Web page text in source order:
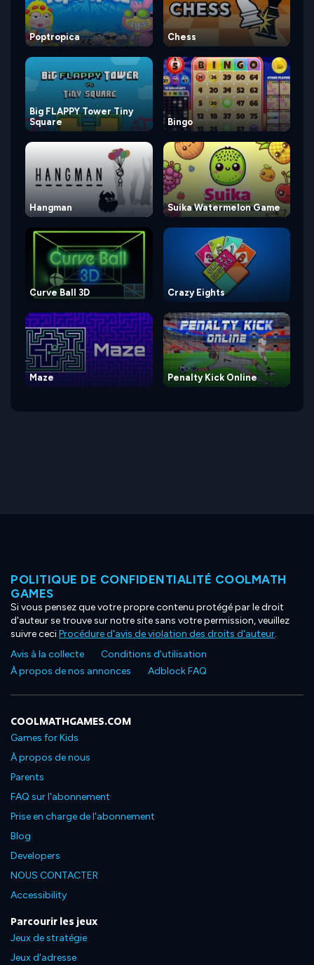
Poptropica Chess
Big FLAPPY Tower Tiny
Square
Bingo
Hangman Suika Watermelon Game
Curve Ball 3D Crazy Eights
Maze Penalty Kick Online
POLITIQUE DE CONFIDENTIALITÉ COOLMATH
GAMES
Si vous pensez que votre propre contenu protégé par le droit
d'auteur se trouve sur notre site sans votre permission, veuillez
suivre ceciProcédure d'avis de violation des droits d'auteur.
Avis à la collecte
Conditions d'utilisation
À propos de nos annonces
Adblock FAQ
COOLMATHGAMES.COM
Games for Kids
À propos de nous
Parents
FAQ sur l'abonnement
Prise en charge de l'abonnement
Blog
Developers
NOUS CONTACTER
Accessibility
Parcourir les jeux
Jeux de stratégie
Jeux d'adresse